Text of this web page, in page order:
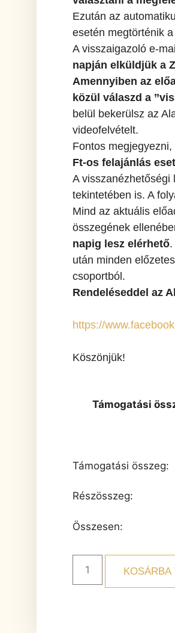
Ezután az
esetén megtörténik a
A visszaigazoló e-
napján elküldjük a
Amennyiben az
közül válaszd a
belül bekerülsz az
videofelvételt.
Fontos megjegyezni,
Ft-os felajánlás
A
tekintetében is. A
Mind az aktuális
összegének
napig lesz elérhető.
után minden
csoportból.
Rendeléseddel az
https://
Köszönjük!
Támogatási
Támogatási összeg:
Részösszeg:
Összesen:
KOSÁRBA